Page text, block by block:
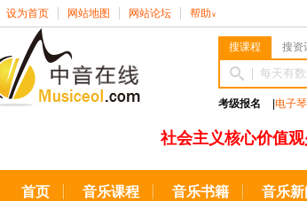
设为首页 网站地图 网站论坛 帮助 ∨
搜课程 搜资
考级报名 电子琴
社会主义核心价值
首页 音乐课程 音乐书籍 音乐新